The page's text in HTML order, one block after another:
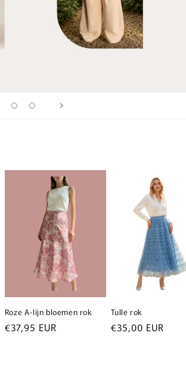
Roze A-lijn bloemen rok
Normale
€37,95 EUR
Tulle rok
Normale
€35,00 EUR